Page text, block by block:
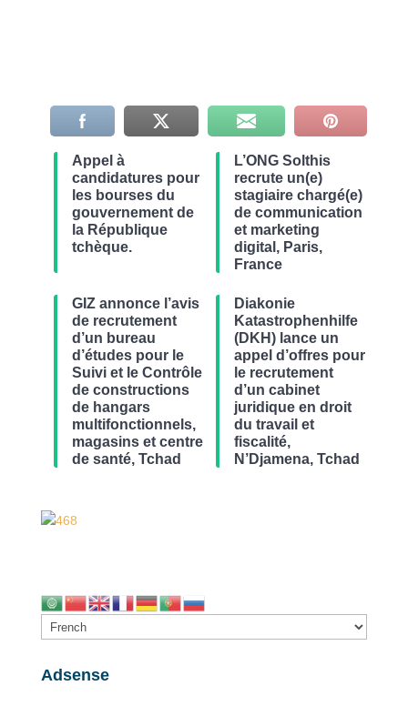
Appel à
candidatures pour
les bourses du
gouvernement de
la République
tchèque.
L’ONG Solthis
recrute un(e)
stagiaire chargé(e)
de communication
et marketing
digital, Paris,
France
GIZ annonce l’avis
de recrutement
d’un bureau
d’études pour le
Suivi et le Contrôle
de constructions
de hangars
multifonctionnels,
magasins et centre
de santé, Tchad
Diakonie
Katastrophenhilfe
(DKH) lance un
appel d’offres pour
le recrutement
d’un cabinet
juridique en droit
du travail et
fiscalité,
N’Djamena, Tchad
Adsense